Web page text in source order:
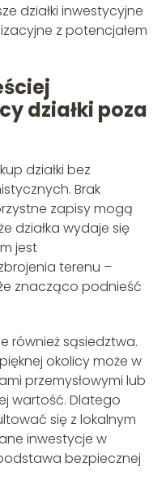
działki inwestycyjne
z potencjałem
działki poza
działki bez
Brak
zapisy mogą
działka wydaje się
jest
terenu –
znacząco podnieść
również sąsiedztwa.
okolicy może w
przemysłowymi lub
wartość. Dlatego
się z lokalnym
inwestycje w
bezpiecznej